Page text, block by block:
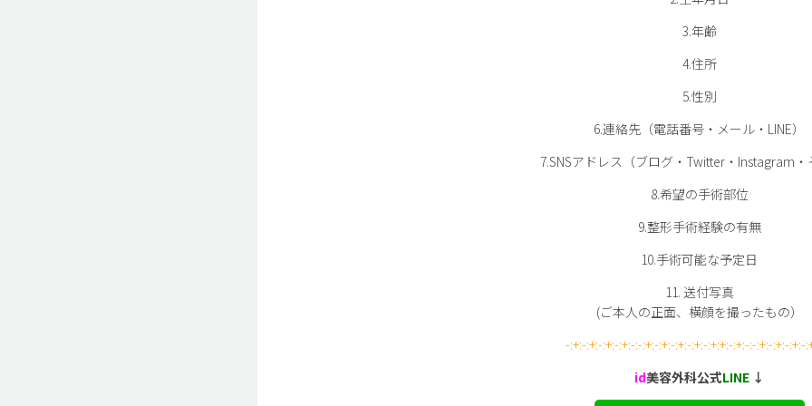
3.年齢
4.住所
5.性別
6.連絡先（電話番号・メール・LINE）
7.SNSアドレス（ブログ・Twitter・Instagram・
8.希望の手術部位
9.整形手術経験の有無
10.手術可能な予定日
11. 送付写真
(ご本人の正面、横顔を撮ったもの）
-:+:-:+:-:+:-:+:-:-:+:-:+:-:+:-:+:-:+:+:-:+:-:-:+:-:+:-:+:-
id美容外科公式LINE↓